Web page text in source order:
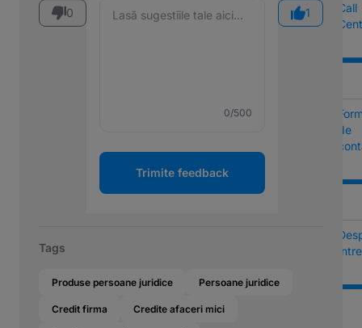
Call
de
0
0/500
Trimite feedback
1
Tags
Produse persoane juridice Persoane juridice
Credit firma Credite afaceri mici